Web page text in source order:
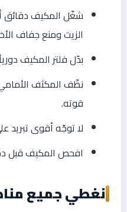
شغّل المكيف دقائق
الزيت ومنع جفاف
بدّل فلتر المكيف
نظّف المكثف الأمامي
قوته.
لا توجّه أقوى تبريد
افحص المكيف قبل
نغطي جميع